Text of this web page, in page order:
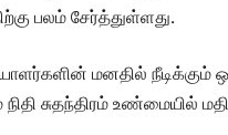
பலம் சேர்த்துள்ளது.
மனதில் நீடிக்கும்
சுதந்திரம் உண்மையில்